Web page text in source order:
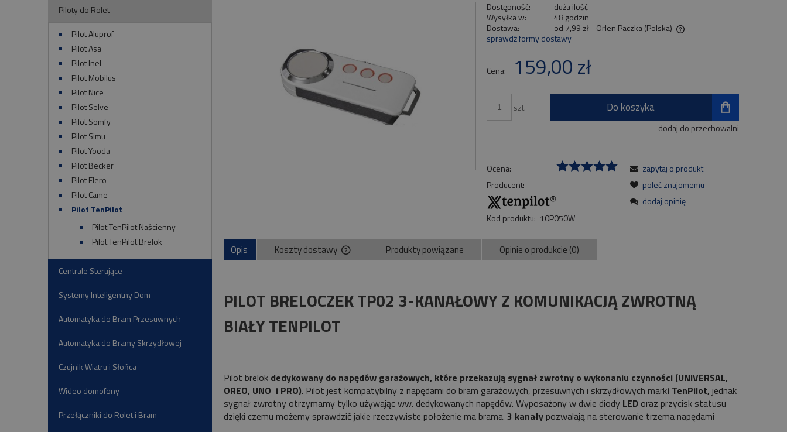
Piloty do Rolet
Pilot Aluprof
Pilot Asa
Pilot Inel
Pilot Mobilus
Pilot Nice
Pilot Selve
Pilot Somfy
Pilot Simu
Pilot Yooda
Pilot Becker
Pilot Elero
Pilot Came
Pilot TenPilot
Pilot TenPilot Naścienny
Pilot TenPilot Brelok
Centrale Sterujące
Systemy Inteligentny Dom
Automatyka do Bram Przesuwnych
Automatyka do Bramy Skrzydłowej
Czujnik Wiatru i Słońca
Wideo domofony
Przełączniki do Rolet i Bram
Dostępność:
duża ilość
Wysyłka w:
48 godzin
Dostawa:
od 7,99 zł- Orlen Paczka(Polska)
płatności
sprawdź formy dostawy
Cena: 159,00 zł
szt. Do koszyka
dodaj do przechowalni
Ocena:
Producent:
Kod produktu: 10P050W
zapytaj o produkt
poleć znajomemu
dodaj opinię
Opis Koszty dostawy Produkty powiązane Opinie o produkcie (0)
PILOT BRELOCZEK TP02 3-KANAŁOWY Z KOMUNIKACJĄ ZWROTNĄ
BIAŁY TENPILOT
Pilot brelok dedykowany do napędów garażowych, które przekazują sygnał zwrotny o wykonaniu czynności (UNIVERSAL,
OREO, UNO i PRO). Pilot jest kompatybilny z napędami do bram garażowych, przesuwnych i skrzydłowych marki TenPilot,jednak
sygnał zwrotny otrzymamy tylko używając ww. dedykowanych napędów. Wyposażony w dwie diody LED oraz przycisk statusu
dzięki czemu możemy sprawdzić jakie rzeczywiste położenie ma brama. 3 kanały pozwalają na sterowanie trzema napędami